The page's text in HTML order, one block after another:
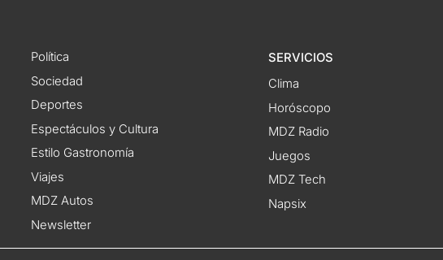
Política
Sociedad
Deportes
Espectáculos y Cultura
Estilo Gastronomía
Viajes
MDZ Autos
Newsletter
SERVICIOS
Clima
Horóscopo
MDZ Radio
Juegos
MDZ Tech
Napsix